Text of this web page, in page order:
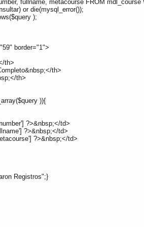
fullname, metacourse FROM
or die(mysql_error());
);
border="1">
th>
th>
th>
)){
?>&nbsp;</td>
?>&nbsp;</td>
?>&nbsp;</td>
Registros";}